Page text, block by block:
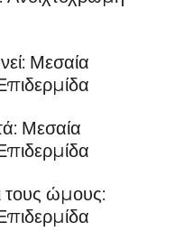
Μεσαία
Μεσαία
τους ώμους: